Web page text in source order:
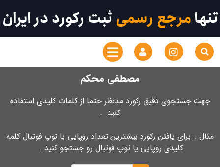
تنهامرجع رسمیثبت رکورد در ایران
مصطفی محکم
جهت جستجوی دقیق رکورد مدنظر حتما از کلمات کلیدی استفاده
کنید .
مثال : برای یافتن رکورد بیشترین تعداد روپایی با توپ فوتبال کلمه
کلیدی روپایی یا توپ فوتبال رو جستجو کنید .